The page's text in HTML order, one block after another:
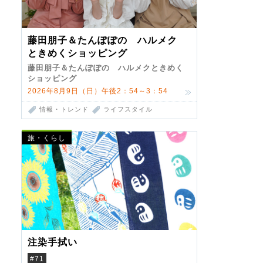
藤田朋子＆たんぽぽの ハルメク
ときめくショッピング
藤田朋子＆たんぽぽの ハルメクときめく
ショッピング
2026年8月9日（日）午後2：54～3：54
情報・トレンド ライフスタイル
旅・くらし
注染手拭い
#71